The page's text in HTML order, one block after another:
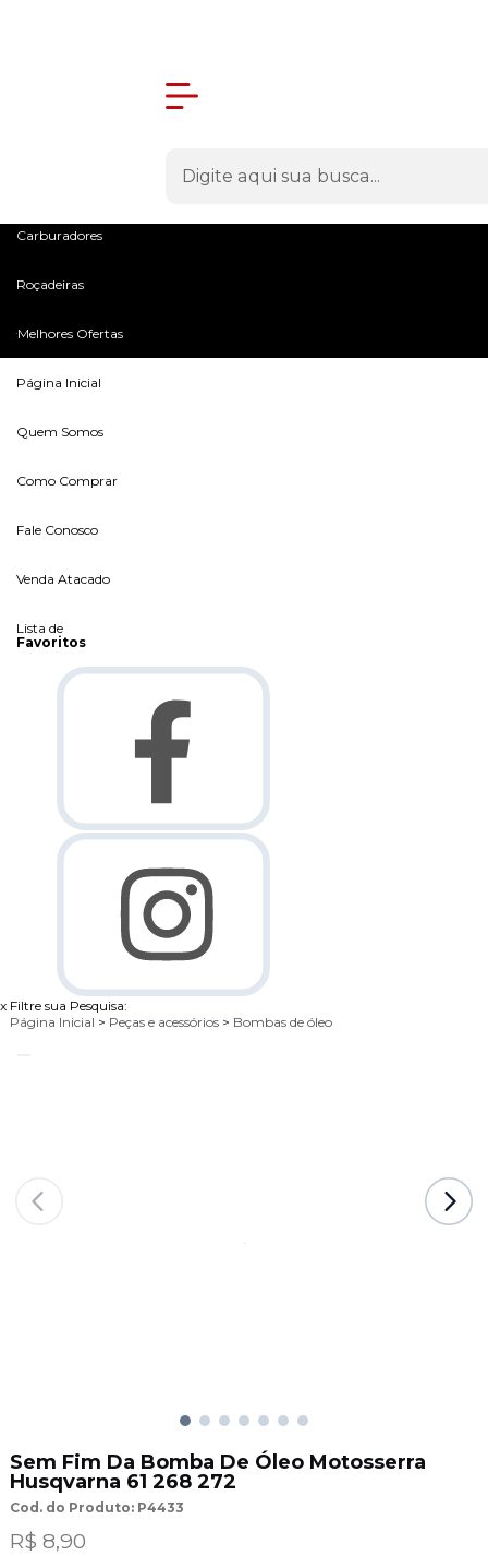
Carburadores
Roçadeiras
Melhores Ofertas
Página Inicial
Quem Somos
Como Comprar
Fale Conosco
Venda Atacado
Lista de
Favoritos
x Filtre sua Pesquisa:
Página Inicial > Peças e acessórios > Bombas de óleo
Sem Fim Da Bomba De Óleo Motosserra
Husqvarna 61 268 272
Cod. do Produto: P4433
R$ 8,90